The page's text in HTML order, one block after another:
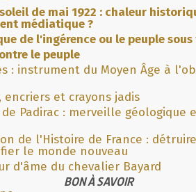
de mai 1922 : chaleur
médiatique ?
de l'ingérence ou le peuple
le peuple
: instrument du Moyen Âge à
encriers et crayons jadis
de Padirac : merveille géologique
de l'Histoire de France :
le monde nouveau
d'âme du chevalier Bayard
BON À SAVOIR